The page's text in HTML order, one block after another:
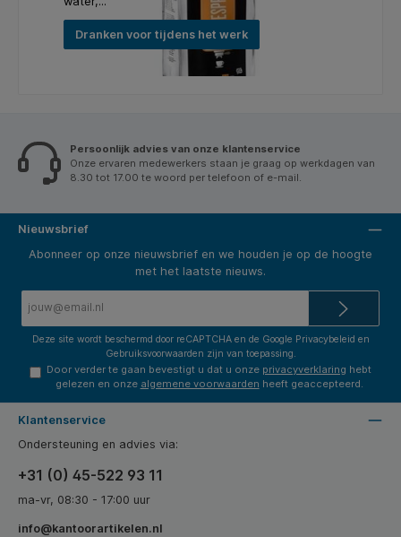
Dranken voor tijdens het werk
Persoonlijk advies van onze klantenservice
Onze ervaren medewerkers staan je graag op werkdagen van
8.30 tot 17.00 te woord per telefoon of e-mail.
Nieuwsbrief
Abonneer op onze nieuwsbrief en we houden je op de hoogte
met het laatste nieuws.
Deze site wordt beschermd door reCAPTCHA en de Google Privacybeleid en
Gebruiksvoorwaarden zijn van toepassing.
Door verder te gaan bevestigt u dat u onze privacyverklaring hebt
gelezen en onze algemene voorwaarden heeft geaccepteerd.
Klantenservice
Ondersteuning en advies via:
+31 (0) 45-522 93 11
ma-vr, 08:30 - 17:00 uur
info@kantoorartikelen.nl